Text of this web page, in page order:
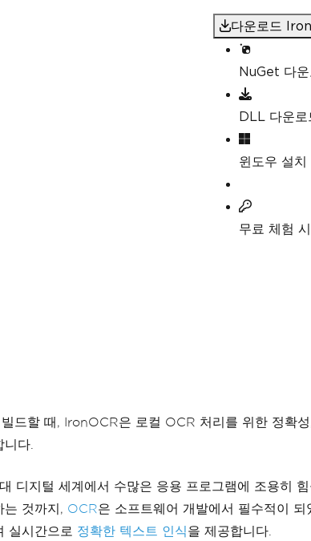
다운로드
NuGet 다운
DLL 다운로
윈도우 설치
무료 체험
드할 때, IronOCR은 로컬 OCR 처리를 위한 정확
다.
디지털 세계에서 수많은 응용 프로그램에 조용히
는 것까지, OCR은 소프트웨어 개발에서 필수적이
실시간으로 정확한 텍스트 인식을 제공합니다.